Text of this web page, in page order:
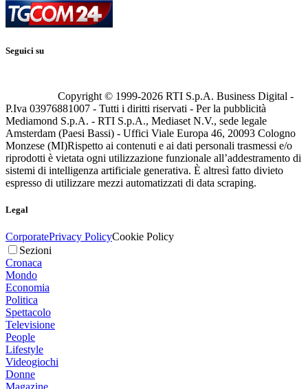
Seguici su
Copyright © 1999-2026 RTI S.p.A. Business Digital -
P.Iva 03976881007 - Tutti i diritti riservati - Per la pubblicità
Mediamond S.p.A. - RTI S.p.A., Mediaset N.V., sede legale
Amsterdam (Paesi Bassi) - Uffici Viale Europa 46, 20093 Cologno
Monzese (MI)Rispetto ai contenuti e ai dati personali trasmessi e/o
riprodotti è vietata ogni utilizzazione funzionale all’addestramento di
sistemi di intelligenza artificiale generativa. È altresì fatto divieto
espresso di utilizzare mezzi automatizzati di data scraping.
Legal
CorporatePrivacy PolicyCookie Policy
Sezioni
Cronaca
Mondo
Economia
Politica
Spettacolo
Televisione
People
Lifestyle
Videogiochi
Donne